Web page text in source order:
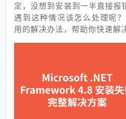
定，没想到安装到一半直接报
遇到这种情况该怎么处理呢
用的解决办法，帮助你快速解